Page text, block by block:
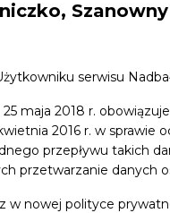
serwisu
maja 2018 r.
2016 r. w
przepływu takich
przetwarzanie danych
w nowej polityce
dzieci Dziedzictwo